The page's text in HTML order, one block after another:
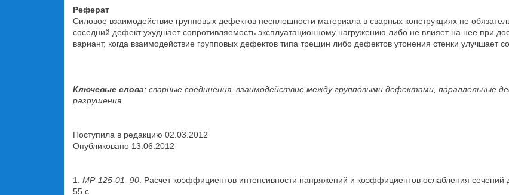
Реферат
Cиловое взаимодействие групповых дефектов несплошности материала в сварных конструкциях не
соседний дефект ухудшает сопротивляемость эксплуатационному нагружению либо не влияет на нее при
вариант, когда взаимодействие групповых дефектов типа трещин либо дефектов утонения стенки улучшает
Ключевые слова: сварные соединения, взаимодействие между групповыми дефектами, параллельные
разрушения
Поступила в редакцию 02.03.2012
Опубликовано 13.06.2012
1. МР-125-01–90 . Расчет коэффициентов интенсивности напряжений и коэффициентов ослабления
55 с.